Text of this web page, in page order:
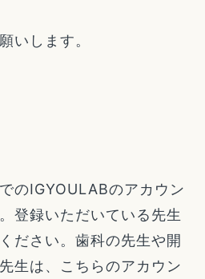
いします。
のIGYOULABのアカウン
登録いただいている先生
ださい。歯科の先生や開
生は、こちらのアカウン